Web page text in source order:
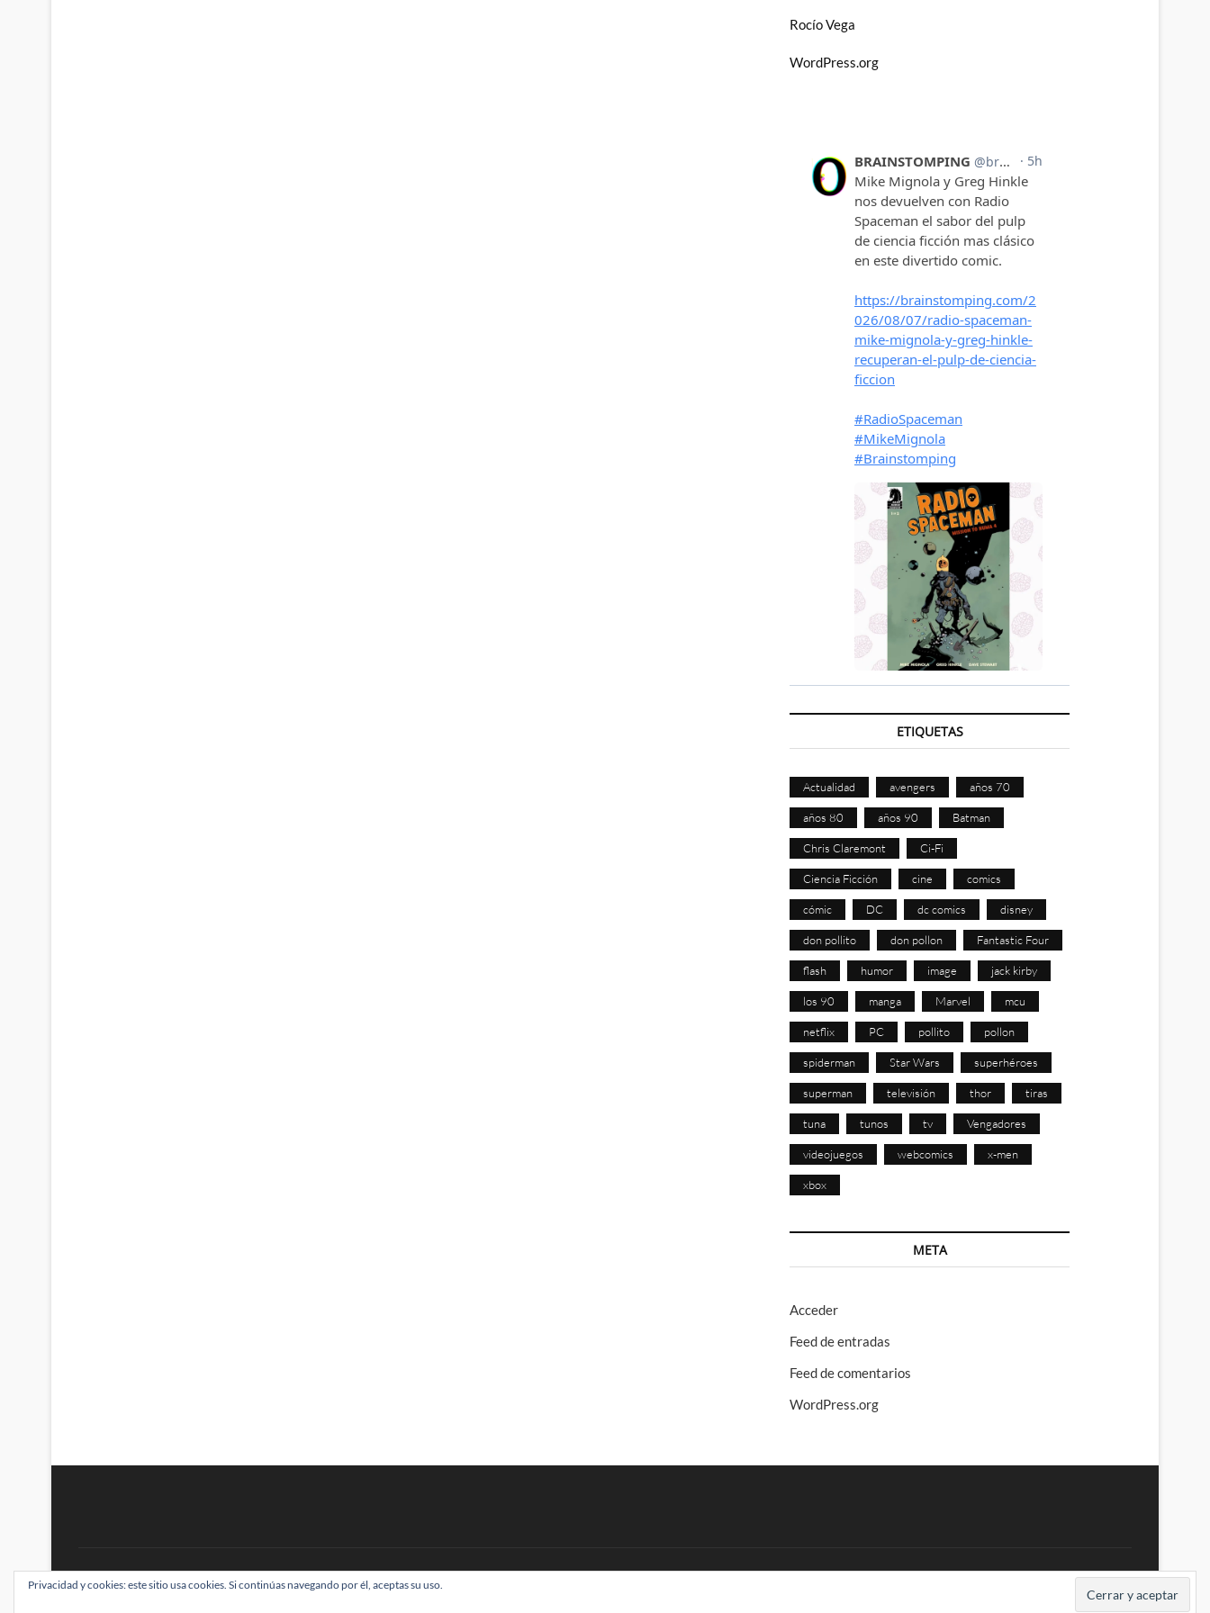
Rocío Vega
WordPress.org
ETIQUETAS
Actualidad avengers años 70
años 80 años 90 Batman
Chris Claremont Ci-Fi
Ciencia Ficción cine comics
cómic DC dc comics disney
don pollito don pollon Fantastic Four
flash humor image jack kirby
los 90 manga Marvel mcu
netflix PC pollito pollon
spiderman Star Wars superhéroes
superman televisión thor tiras
tuna tunos tv Vengadores
videojuegos webcomics x-men
xbox
META
Acceder
Feed de entradas
Feed de comentarios
WordPress.org
BRAINSTOMPING| Diseñado por:Theme Freesia|WordPress| © Todos los derechos reservados
Privacidad y cookies: este sitio usa cookies. Si continúas navegando por él, aceptas su uso.